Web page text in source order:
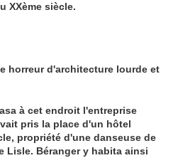
XXème siècle.
horreur d'architecture lourde et
à cet endroit l'entreprise
pris la place d'un hôtel
propriété d'une danseuse de
Lisle. Béranger y habita ainsi